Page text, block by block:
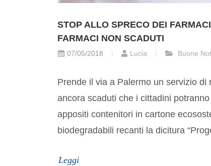
STOP ALLO SPRECO DEI
FARMACI NON SCADUTI
07/05/2018 Lucia Buone
Prende il via a Palermo un servizio di
ancora scaduti che i cittadini
appositi contenitori in cartone
biodegradabili recanti la dicitura
Leggi